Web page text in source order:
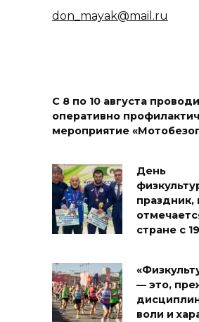
don_mayak@mail.ru
С 8 по 10 августа
оперативно
мероприятие
День
праздник,
стране с
— это,
воли и